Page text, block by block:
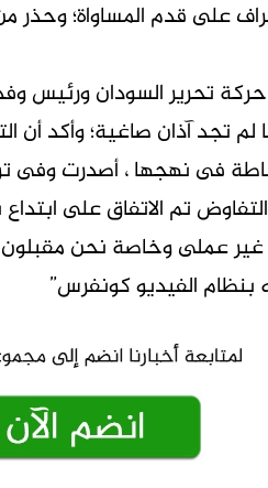
على قدم المساواة؛
تحرير السودان ورئيس
تجد آذان صاغية؛ وأكد أن
فى نهجها ، أصدرت وفى
تم الاتفاق على
غير عملى وخاصة نحن
الفيديو كونفرس”